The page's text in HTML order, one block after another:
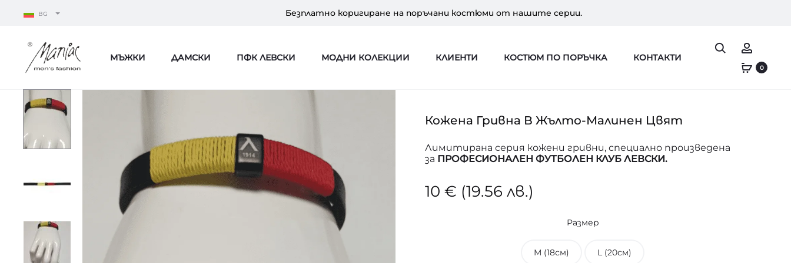
BG Безплатно коригиране на поръчани костюми от нашите серии.
МЪЖКИ ДАМСКИ ПФК ЛЕВСКИ МОДНИ КОЛЕКЦИИ КЛИЕНТИ КОСТЮМ ПО ПОРЪЧКА КОНТАКТИ
Search
0
Кожена Гривна В Жълто-Малинен Цвят
Лимитирана серия кожени гривни, специално произведена
за ПРОФЕСИОНАЛЕН ФУТБОЛЕН КЛУБ ЛЕВСКИ.
10 € (19.56 лв.)
Размер
М (18см) L (20см)